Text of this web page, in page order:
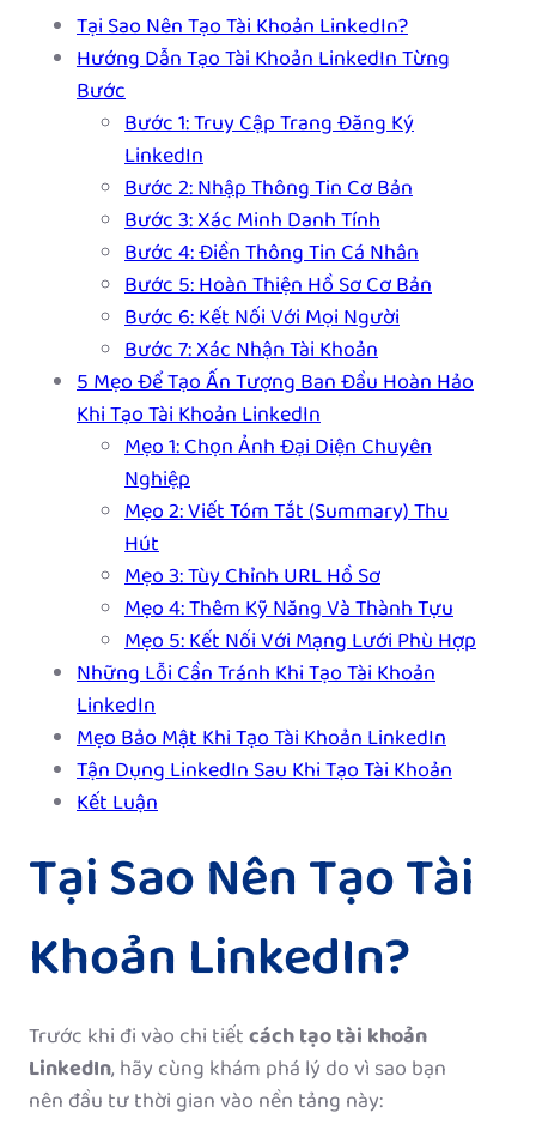
Tại Sao Nên Tạo Tài Khoản LinkedIn?
Hướng Dẫn Tạo Tài Khoản LinkedIn Từng
Bước
Bước 1: Truy Cập Trang Đăng Ký
LinkedIn
Bước 2: Nhập Thông Tin Cơ Bản
Bước 3: Xác Minh Danh Tính
Bước 4: Điền Thông Tin Cá Nhân
Bước 5: Hoàn Thiện Hồ Sơ Cơ Bản
Bước 6: Kết Nối Với Mọi Người
Bước 7: Xác Nhận Tài Khoản
5 Mẹo Để Tạo Ấn Tượng Ban Đầu Hoàn Hảo
Khi Tạo Tài Khoản LinkedIn
Mẹo 1: Chọn Ảnh Đại Diện Chuyên
Nghiệp
Mẹo 2: Viết Tóm Tắt (Summary) Thu
Hút
Mẹo 3: Tùy Chỉnh URL Hồ Sơ
Mẹo 4: Thêm Kỹ Năng Và Thành Tựu
Mẹo 5: Kết Nối Với Mạng Lưới Phù Hợp
Những Lỗi Cần Tránh Khi Tạo Tài Khoản
LinkedIn
Mẹo Bảo Mật Khi Tạo Tài Khoản LinkedIn
Tận Dụng LinkedIn Sau Khi Tạo Tài Khoản
Kết Luận
Tại Sao Nên Tạo Tài
Khoản LinkedIn?
Trước khi đi vào chi tiếtcách tạo tài khoản
LinkedIn, hãy cùng khám phá lý do vì sao bạn
nên đầu tư thời gian vào nền tảng này: